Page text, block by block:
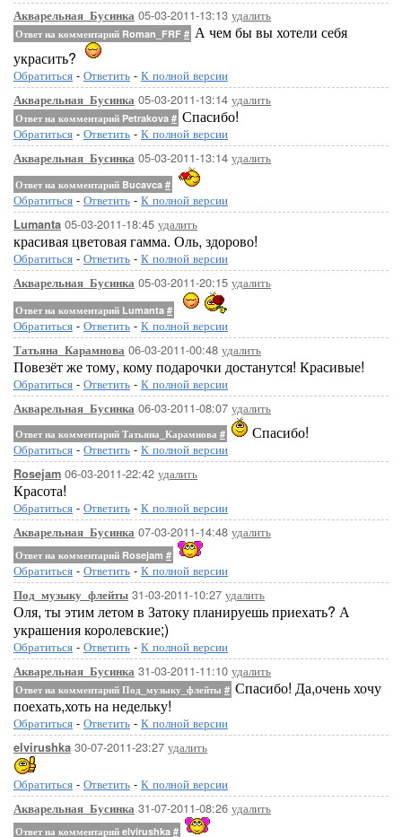
Акварельная_Бусинка 05-03-2011-13:13 удалить
Ответ на комментарий Roman_FRF # А чем бы вы хотели себя
украсить?
Обратиться - Ответить - К полной версии
Акварельная_Бусинка 05-03-2011-13:14 удалить
Ответ на комментарий Petrakova # Спасибо!
Обратиться - Ответить - К полной версии
Акварельная_Бусинка 05-03-2011-13:14 удалить
Ответ на комментарий Bucavca #
Обратиться - Ответить - К полной версии
Lumanta 05-03-2011-18:45 удалить
красивая цветовая гамма. Оль, здорово!
Обратиться - Ответить - К полной версии
Акварельная_Бусинка 05-03-2011-20:15 удалить
Ответ на комментарий Lumanta #
Обратиться - Ответить - К полной версии
Татьяна_Карамнова 06-03-2011-00:48 удалить
Повезёт же тому, кому подарочки достанутся! Красивые!
Обратиться - Ответить - К полной версии
Акварельная_Бусинка 06-03-2011-08:07 удалить
Ответ на комментарий Татьяна_Карамнова # Спасибо!
Обратиться - Ответить - К полной версии
Rosejam 06-03-2011-22:42 удалить
Красота!
Обратиться - Ответить - К полной версии
Акварельная_Бусинка 07-03-2011-14:48 удалить
Ответ на комментарий Rosejam #
Обратиться - Ответить - К полной версии
Под_музыку_флейты 31-03-2011-10:27 удалить
Оля, ты этим летом в Затоку планируешь приехать? А
украшения королевские;)
Обратиться - Ответить - К полной версии
Акварельная_Бусинка 31-03-2011-11:10 удалить
Ответ на комментарий Под_музыку_флейты # Спасибо! Да,очень хочу
поехать,хоть на недельку!
Обратиться - Ответить - К полной версии
elvirushka 30-07-2011-23:27 удалить
Обратиться - Ответить - К полной версии
Акварельная_Бусинка 31-07-2011-08:26 удалить
Ответ на комментарий elvirushka #